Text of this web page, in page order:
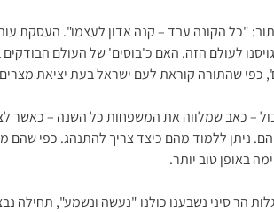
"כל הקונה עבד – קנה אדון לעצמו". העסקת
לעולם הזה. האם כ'בוסים' של העולם
כפי שהתורה קוראת לעם ישראל בעת יציאת
– כאב שמלווה את המשפחות כל השנה –
ניתן ללמוד מהם כיצד צריך להתנהג. כפי
באופן טוב יותר.
הר סיני נשבענו כולנו "נעשה ונשמע", תחילה